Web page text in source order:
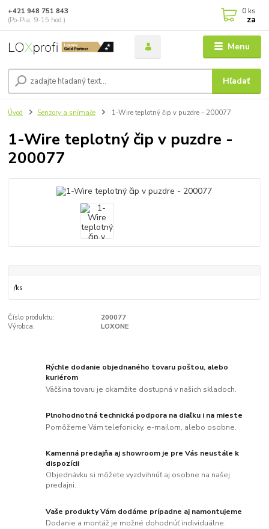
Menu
Hľadať
+421 948 751 843
(Po-Pia, 9-15 hod.)
0 ks
za
Úvod Senzory a snímače 1-Wire teplotný čip v puzdre - 200077
1-Wire teplotný čip v puzdre -
200077
/ks
Číslo produktu:
200077
Výrobca:
LOXONE
Rýchle dodanie objednaného tovaru poštou, alebo
kuriérom
Väčšina tovaru je okamžite dostupná v našich skladoch.
Plnohodnotná technická podpora na diaľku i na mieste
Pomôžeme Vám telefonicky, e-mailom, alebo osobne.
Kamenná predajňa aj showroom je pre Vás neustále k
dispozícii
Objednávku si môžete vyzdvihnúť aj osobne na našej
predajni.
Vaše produkty Vám dodáme prípadne aj namontujeme
Dodanie a montáž je možné dohodnúť individuálne.